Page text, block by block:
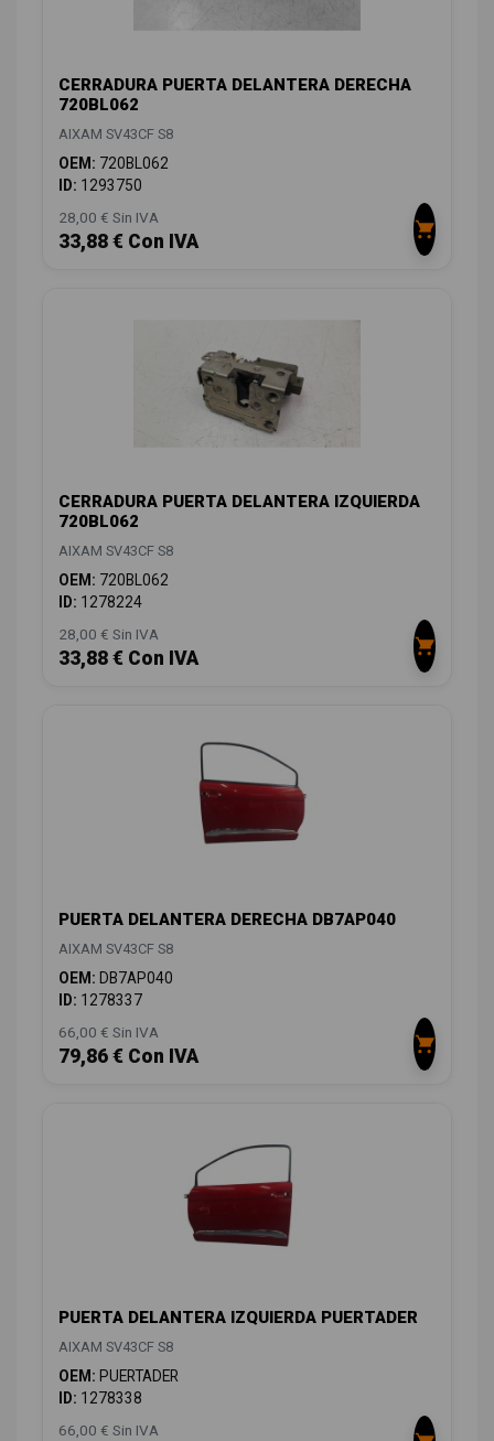
CERRADURA PUERTA DELANTERA DERECHA
720BL062
AIXAM SV43CF S8
OEM: 720BL062
ID: 1293750
28,00 € Sin IVA
33,88 € Con IVA
CERRADURA PUERTA DELANTERA IZQUIERDA
720BL062
AIXAM SV43CF S8
OEM: 720BL062
ID: 1278224
28,00 € Sin IVA
33,88 € Con IVA
PUERTA DELANTERA DERECHA DB7AP040
AIXAM SV43CF S8
OEM: DB7AP040
ID: 1278337
66,00 € Sin IVA
79,86 € Con IVA
PUERTA DELANTERA IZQUIERDA PUERTADER
AIXAM SV43CF S8
OEM: PUERTADER
ID: 1278338
66,00 € Sin IVA